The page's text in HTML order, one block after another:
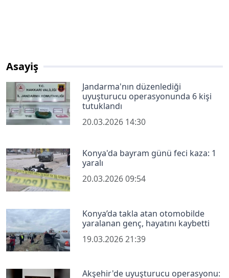
Asayiş
Jandarma'nın düzenlediği
uyuşturucu operasyonunda 6 kişi
tutuklandı
20.03.2026 14:30
Konya'da bayram günü feci kaza: 1
yaralı
20.03.2026 09:54
Konya’da takla atan otomobilde
yaralanan genç, hayatını kaybetti
19.03.2026 21:39
Akşehir'de uyuşturucu operasyonu: